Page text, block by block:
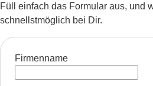
Füll einfach das Formular aus, und
schnellstmöglich bei Dir.
Firmenname